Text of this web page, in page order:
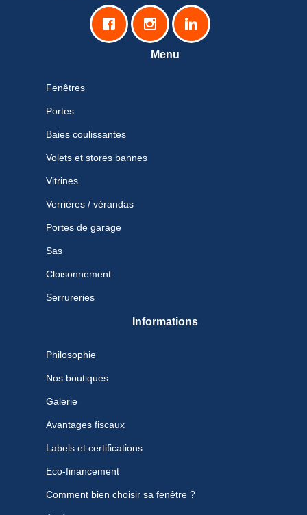
Menu
Fenêtres
Portes
Baies coulissantes
Volets et stores bannes
Vitrines
Verrières / vérandas
Portes de garage
Sas
Cloisonnement
Serrureries
Informations
Philosophie
Nos boutiques
Galerie
Avantages fiscaux
Labels et certifications
Eco-financement
Comment bien choisir sa fenêtre ?